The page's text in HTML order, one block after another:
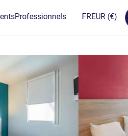
Professionnels FREUR (€)